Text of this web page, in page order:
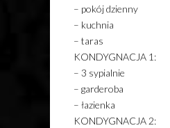
– pokój dzienny
– kuchnia
– taras
KONDYGNACJA 1:
– 3 sypialnie
– garderoba
– łazienka
KONDYGNACJA 2: